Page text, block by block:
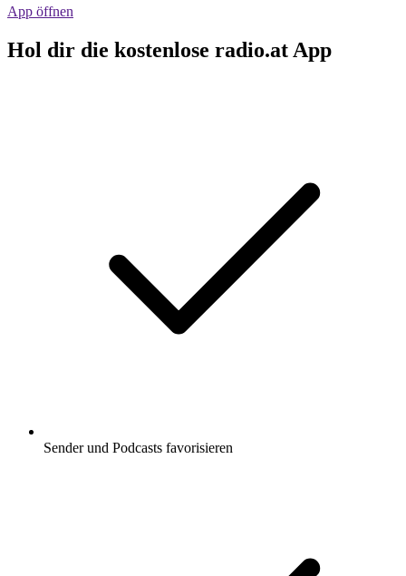
App öffnen
Hol dir die kostenlose radio.at App
Sender und Podcasts favorisieren